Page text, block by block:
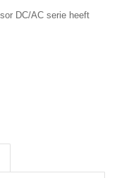
DC/AC serie heeft